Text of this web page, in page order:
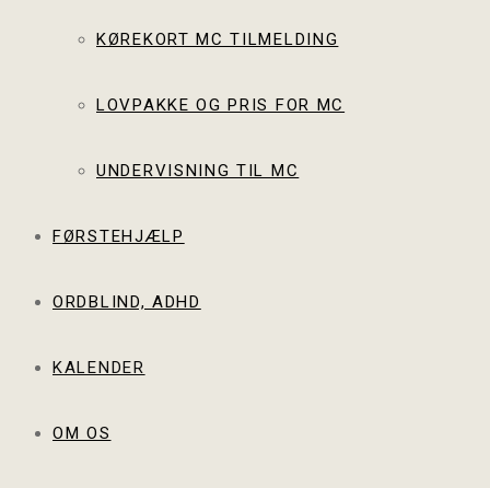
KØREKORT MC TILMELDING
LOVPAKKE OG PRIS FOR MC
UNDERVISNING TIL MC
FØRSTEHJÆLP
ORDBLIND, ADHD
KALENDER
OM OS